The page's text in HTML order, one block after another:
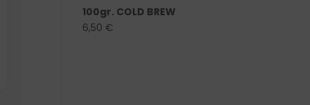
100gr. COLD BREW
6,50 €